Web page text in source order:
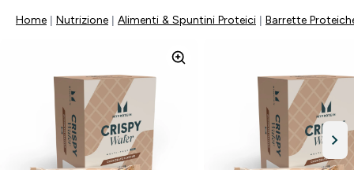
Home Nutrizione Alimenti & Spuntini Proteici Barrette